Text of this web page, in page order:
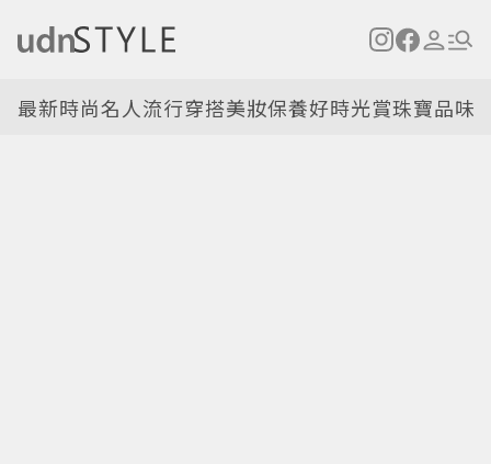
最新時尚名人流行穿搭美妝保養好時光賞珠寶品味